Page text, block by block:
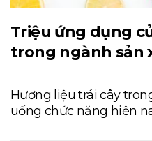
Triệu ứng dụng
trong ngành sản
Hương liệu trái cây
uống chức năng hiện